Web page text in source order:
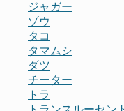
ジャガー
ゾウ
タコ
タマムシ
ダツ
チーター
トラ